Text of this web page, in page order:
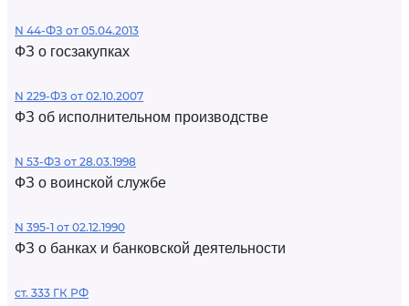
N 44-ФЗ от 05.04.2013
ФЗ о госзакупках
N 229-ФЗ от 02.10.2007
ФЗ об исполнительном производстве
N 53-ФЗ от 28.03.1998
ФЗ о воинской службе
N 395-1 от 02.12.1990
ФЗ о банках и банковской деятельности
ст. 333 ГК РФ